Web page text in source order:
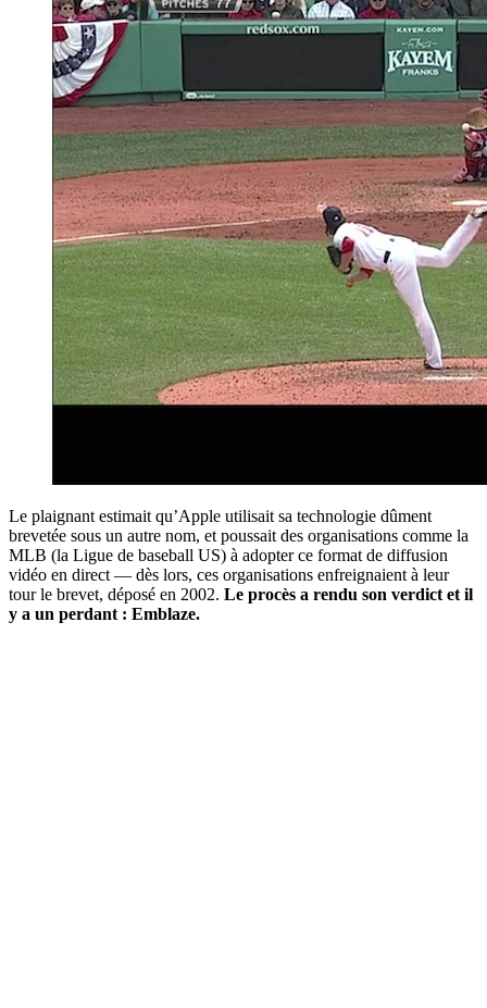
Le plaignant estimait qu’Apple utilisait sa technologie dûment
brevetée sous un autre nom, et poussait des organisations comme la
MLB (la Ligue de baseball US) à adopter ce format de diffusion
vidéo en direct — dès lors, ces organisations enfreignaient à leur
tour le brevet, déposé en 2002. Le procès a rendu son verdict et il
y a un perdant : Emblaze.